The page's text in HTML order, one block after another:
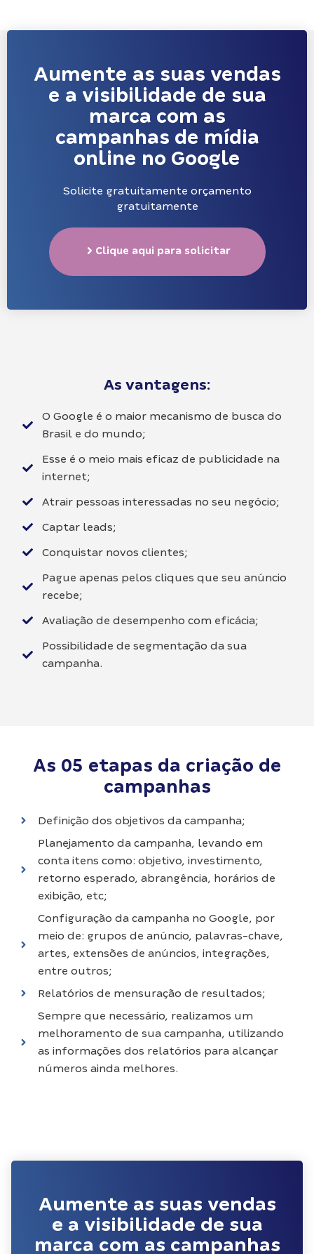
Aumente as suas vendas
e a visibilidade de sua
marca com as
campanhas de mídia
online no Google
Solicite gratuitamente orçamento
gratuitamente
Clique aqui para solicitar
As vantagens:
O Google é o maior mecanismo de busca do
Brasil e do mundo;
Esse é o meio mais eficaz de publicidade na
internet;
Atrair pessoas interessadas no seu negócio;
Captar leads;
Conquistar novos clientes;
Pague apenas pelos cliques que seu anúncio
recebe;
Avaliação de desempenho com eficácia;
Possibilidade de segmentação da sua
campanha.
As 05 etapas da criação de
campanhas
Definição dos objetivos da campanha;
Planejamento da campanha, levando em
conta itens como: objetivo, investimento,
retorno esperado, abrangência, horários de
exibição, etc;
Configuração da campanha no Google, por
meio de: grupos de anúncio, palavras-chave,
artes, extensões de anúncios, integrações,
entre outros;
Relatórios de mensuração de resultados;
Sempre que necessário, realizamos um
melhoramento de sua campanha, utilizando
as informações dos relatórios para alcançar
números ainda melhores.
Aumente as suas vendas
e a visibilidade de sua
marca com as campanhas